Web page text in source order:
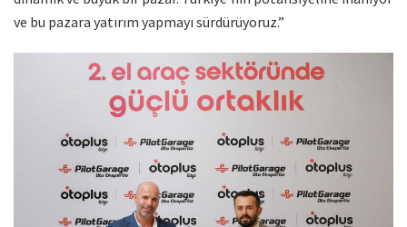
ve bu pazara yatırım yapmayı sürdürüyoruz.”